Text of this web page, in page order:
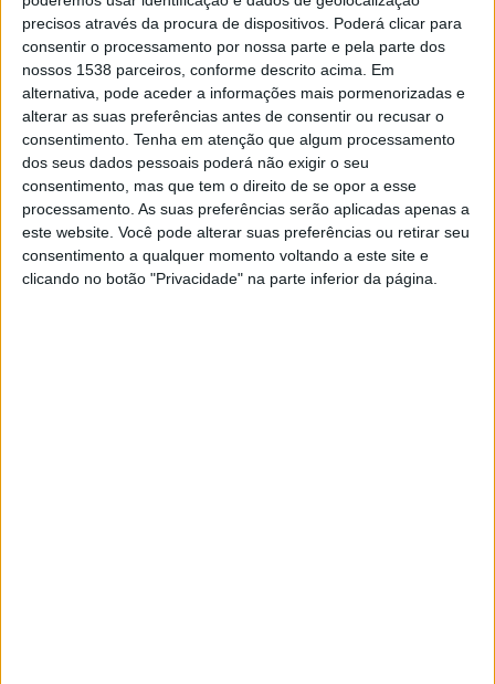
precisos através da procura de dispositivos. Poderá clicar para
consentir o processamento por nossa parte e pela parte dos
nossos 1538 parceiros, conforme descrito acima. Em
alternativa, pode aceder a informações mais pormenorizadas e
alterar as suas preferências antes de consentir ou recusar o
consentimento. Tenha em atenção que algum processamento
dos seus dados pessoais poderá não exigir o seu
consentimento, mas que tem o direito de se opor a esse
processamento. As suas preferências serão aplicadas apenas a
este website. Você pode alterar suas preferências ou retirar seu
consentimento a qualquer momento voltando a este site e
clicando no botão "Privacidade" na parte inferior da página.